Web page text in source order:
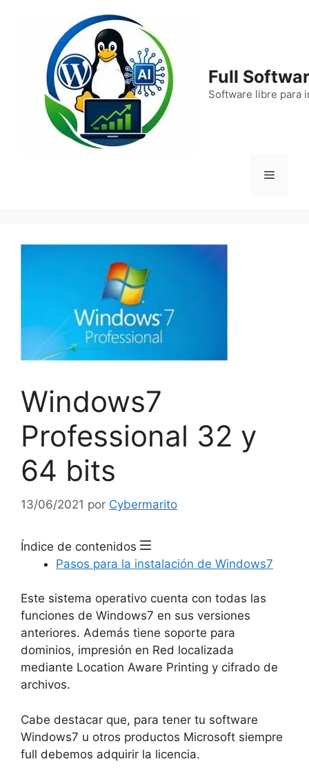
Full
Software libre para
Menú
Windows7
Professional 32 y
64 bits
13/06/2021 por Cybermarito
Índice de contenidos
Pasos para la instalación de Windows7
Este sistema operativo cuenta con todas las
funciones de Windows7 en sus versiones
anteriores. Además tiene soporte para
dominios, impresión en Red localizada
mediante Location Aware Printing y cifrado de
archivos.
Cabe destacar que, para tener tu software
Windows7 u otros productos Microsoft siempre
full debemos adquirir la licencia.